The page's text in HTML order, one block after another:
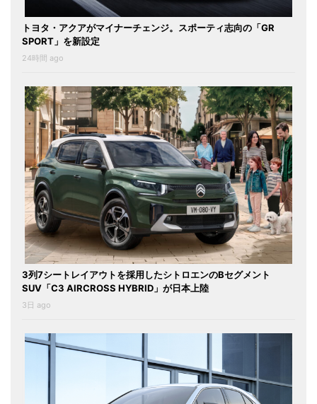
トヨタ・アクアがマイナーチェンジ。スポーティ志向の「GR
SPORT」を新設定
24時間 ago
3列7シートレイアウトを採用したシトロエンのBセグメント
SUV「C3 AIRCROSS HYBRID」が日本上陸
3日 ago